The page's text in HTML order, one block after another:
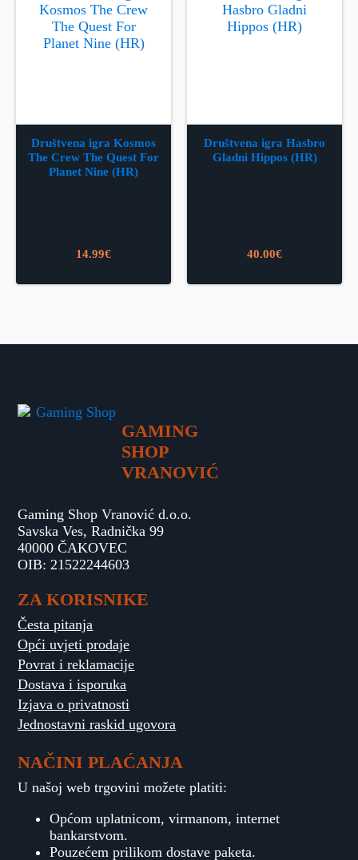
Društvena igra Kosmos
The Crew The Quest For
Planet Nine (HR)
14.99€
Društvena igra Hasbro
Gladni Hippos (HR)
40.00€
GAMING
SHOP
VRANOVIĆ
Gaming Shop Vranović d.o.o.
Savska Ves, Radnička 99
40000 ČAKOVEC
OIB: 21522244603
ZA KORISNIKE
Česta pitanja
Opći uvjeti prodaje
Povrat i reklamacije
Dostava i isporuka
Izjava o privatnosti
Jednostavni raskid ugovora
NAČINI PLAĆANJA
U našoj web trgovini možete platiti:
Općom uplatnicom, virmanom, internet
bankarstvom.
Pouzećem prilikom dostave paketa.